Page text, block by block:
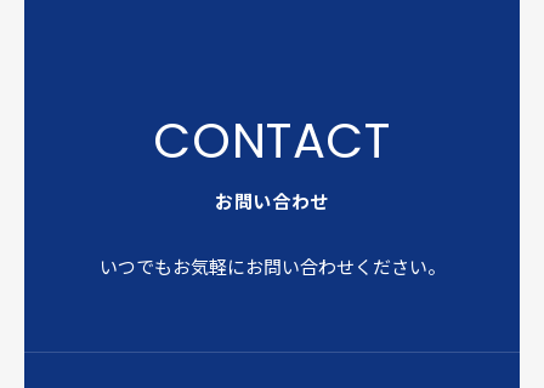
お問い合わせ
いつでもお気軽にお問い合わせください。